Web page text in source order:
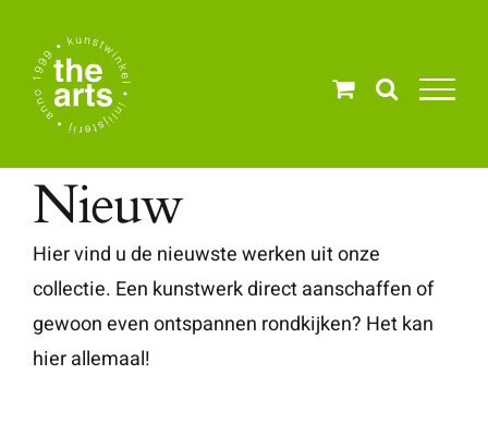
inhoud
Nieuw
Hier vind u de nieuwste werken uit onze
collectie. Een kunstwerk direct aanschaffen of
gewoon even ontspannen rondkijken? Het kan
hier allemaal!